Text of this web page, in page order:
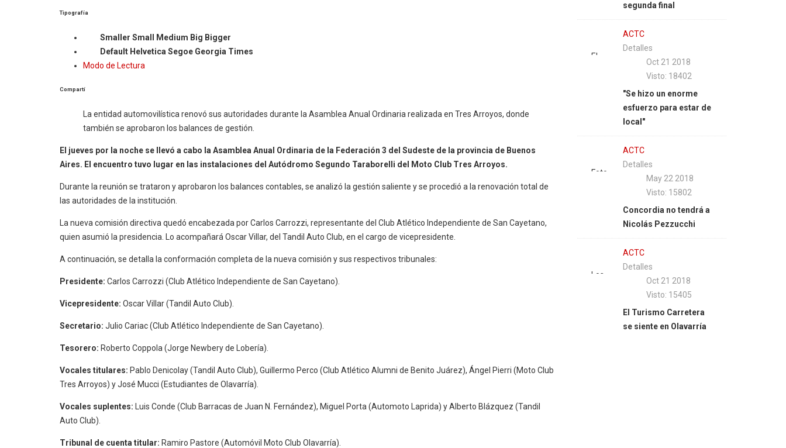
Tipografía
Smaller Small Medium Big Bigger
Default Helvetica Segoe Georgia Times
Modo de Lectura
Compartí
La entidad automovilística renovó sus autoridades durante la Asamblea Anual Ordinaria realizada en Tres Arroyos, donde
también se aprobaron los balances de gestión.
El jueves por la noche se llevó a cabo la Asamblea Anual Ordinaria de la Federación 3 del Sudeste de la provincia de Buenos
Aires. El encuentro tuvo lugar en las instalaciones del Autódromo Segundo Taraborelli del Moto Club Tres Arroyos.
Durante la reunión se trataron y aprobaron los balances contables, se analizó la gestión saliente y se procedió a la renovación total de
las autoridades de la institución.
La nueva comisión directiva quedó encabezada por Carlos Carrozzi, representante del Club Atlético Independiente de San Cayetano,
quien asumió la presidencia. Lo acompañará Oscar Villar, del Tandil Auto Club, en el cargo de vicepresidente.
A continuación, se detalla la conformación completa de la nueva comisión y sus respectivos tribunales:
Presidente: Carlos Carrozzi (Club Atlético Independiente de San Cayetano).
Vicepresidente: Oscar Villar (Tandil Auto Club).
Secretario: Julio Cariac (Club Atlético Independiente de San Cayetano).
Tesorero: Roberto Coppola (Jorge Newbery de Lobería).
Vocales titulares: Pablo Denicolay (Tandil Auto Club), Guillermo Perco (Club Atlético Alumni de Benito Juárez), Ángel Pierri (Moto Club
Tres Arroyos) y José Mucci (Estudiantes de Olavarría).
Vocales suplentes: Luis Conde (Club Barracas de Juan N. Fernández), Miguel Porta (Automoto Laprida) y Alberto Blázquez (Tandil
Auto Club).
Tribunal de cuenta titular: Ramiro Pastore (Automóvil Moto Club Olavarría).
operativo
retorno
entrerriano.
|
segunda final
El
presente
Emiliozzi'.
| Foto
ACTC
Detalles
Oct 21 2018
Visto: 18402
"Se hizo un enorme
esfuerzo para estar de
local"
Foto
ACTC
Detalles
May 22 2018
Visto: 15802
Concordia no tendrá a
Nicolás Pezzucchi
Los
Traversa,
ACTC
Detalles
Oct 21 2018
Visto: 15405
El Turismo Carretera
se siente en Olavarría